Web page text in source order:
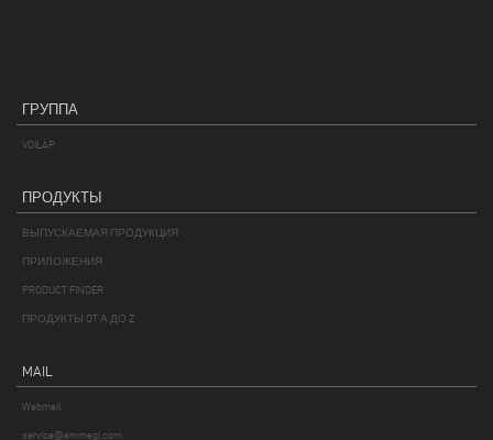
ГРУППА
VOILÀP
ПРОДУКТЫ
ВЫПУСКАЕМАЯ ПРОДУКЦИЯ
ПРИЛОЖЕНИЯ
PRODUCT FINDER
ПРОДУКТЫ OT А ДО Z
MAIL
Webmail
service@emmegi.com